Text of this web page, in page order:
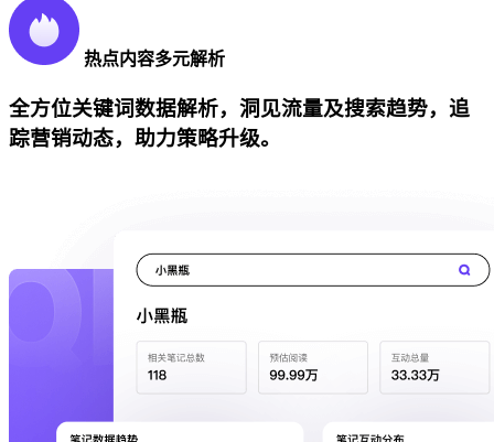
热点内容多元解析
全方位关键词数据解析，洞见流量及搜索趋势，追
踪营销动态，助力策略升级。